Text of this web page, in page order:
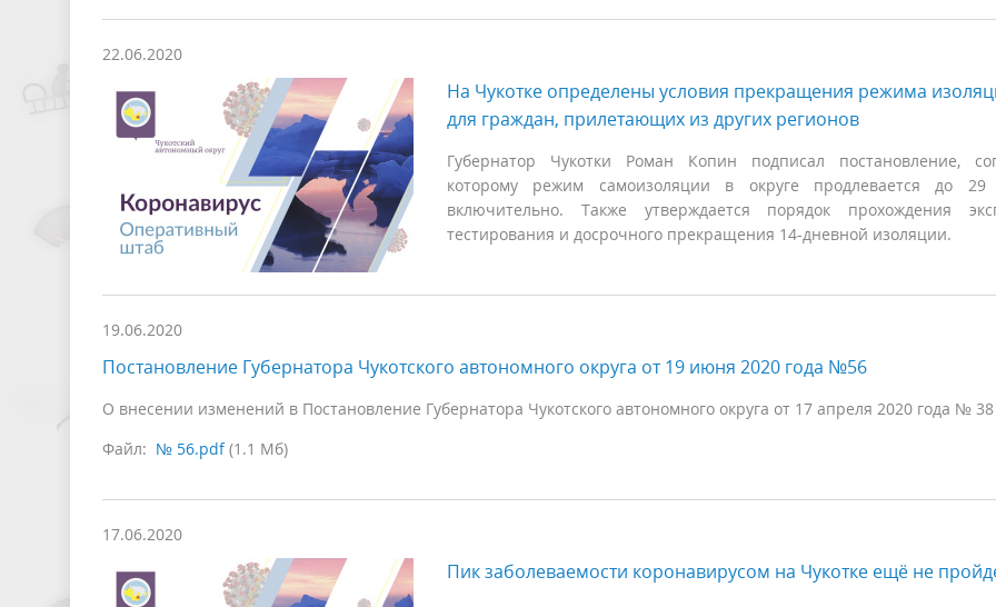
22.06.2020
На Чукотке определены условия прекращения режима
для граждан, прилетающих из других регионов
Губернатор Чукотки Роман Копин подписал постановление,
которому режим самоизоляции в округе продлевается до
включительно. Также утверждается порядок прохождения
тестирования и досрочного прекращения 14-дневной изоляции.
19.06.2020
Постановление Губернатора Чукотского автономного округа от 19 июня 2020 года №56
О внесении изменений в Постановление Губернатора Чукотского автономного округа от 17 апреля 2020 года № 38
Файл: № 56.pdf(1.1 Мб)
17.06.2020
Пик заболеваемости коронавирусом на Чукотке ещё не